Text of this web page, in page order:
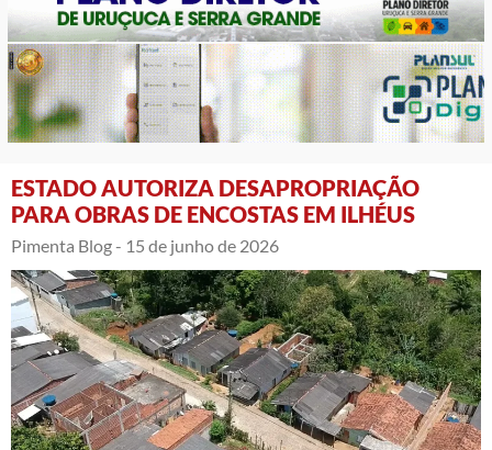
ESTADO AUTORIZA DESAPROPRIAÇÃO
PARA OBRAS DE ENCOSTAS EM ILHÉUS
Pimenta Blog - 15 de junho de 2026